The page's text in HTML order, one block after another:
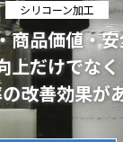
シリコーン加工
商品価値・
上だけでなく
改善効果が